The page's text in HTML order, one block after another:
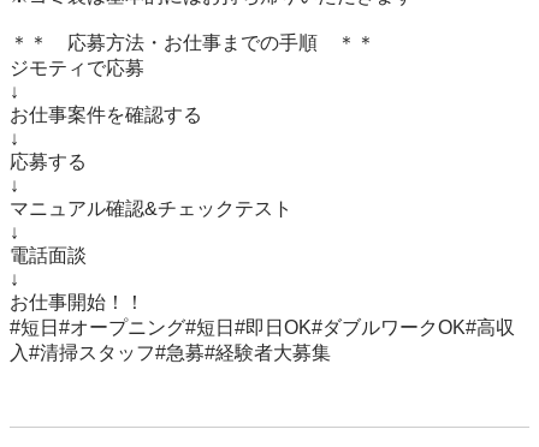
＊＊　応募方法・お仕事までの手順　＊＊
ジモティで応募
↓
お仕事案件を確認する
↓
応募する
↓
マニュアル確認&チェックテスト
↓
電話面談
↓
お仕事開始！！
#短日#オープニング#短日#即日OK#ダブルワークOK#高収
入#清掃スタッフ#急募#経験者大募集